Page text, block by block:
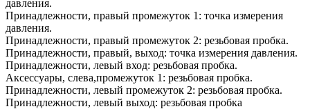
давления.
Принадлежности, правый промежуток 1: точка измерения
давления.
Принадлежности, правый промежуток 2: резьбовая пробка.
Принадлежности, правый, выход: точка измерения давления.
Принадлежности, левый вход: резьбовая пробка.
Аксессуары, слева,промежуток 1: резьбовая пробка.
Принадлежности, левый промежуток 2: резьбовая пробка.
Принадлежности, левый выход: резьбовая пробка